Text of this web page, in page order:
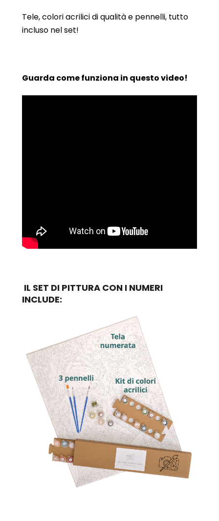
Tele, colori acrilici di qualità e pennelli, tutto
incluso nel set!
Guarda come funziona in questo video!
IL SET DI PITTURA CON I NUMERI
INCLUDE: